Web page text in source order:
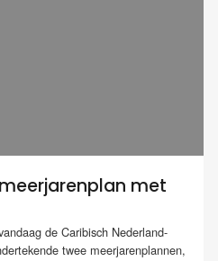
met
de Caribisch Nederland-
twee meerjarenplannen,